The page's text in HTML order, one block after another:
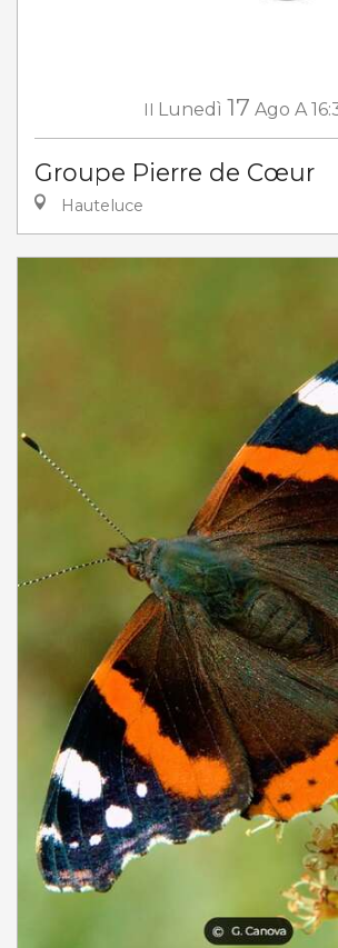
Il Lunedì 17 Ago A
Groupe Pierre de Cœur
Hauteluce